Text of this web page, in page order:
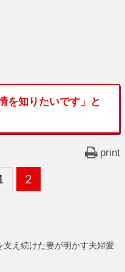
を知りたいです」と
print
,
固
ー
2
え続けた妻が明かす夫婦愛